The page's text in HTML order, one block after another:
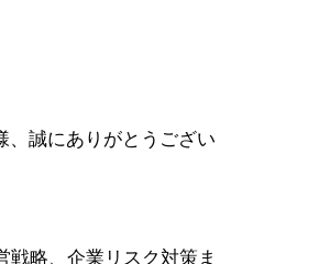
誠にありがとうござい
略、企業リスク対策ま